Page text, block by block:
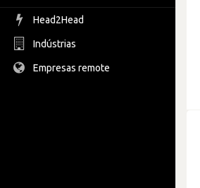
Head2Head
Indústrias
Empresas remote